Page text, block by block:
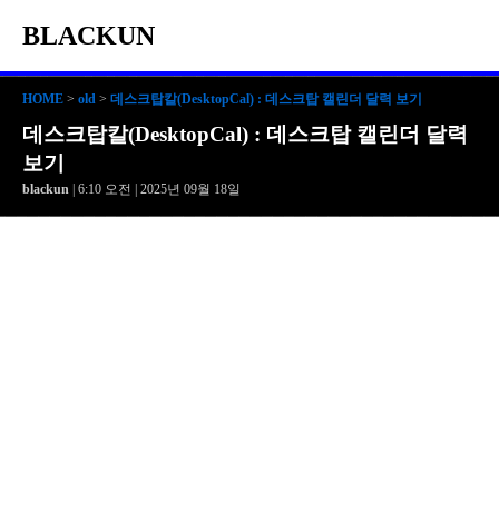
BLACKUN
HOME > old > 데스크탑칼(DesktopCal) : 데스크탑 캘린더 달력 보기
데스크탑칼(DesktopCal) : 데스크탑 캘린더 달력
보기
blackun | 6:10 오전 | 2025년 09월 18일